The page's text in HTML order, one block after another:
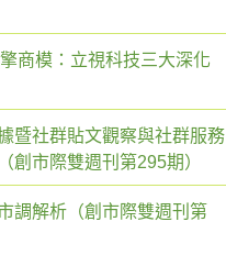
商模：立視科技三大深化
暨社群貼文觀察與社群服務
創市際雙週刊第295期）
調解析（創市際雙週刊第